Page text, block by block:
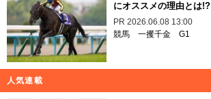
にオススメの理由とは!?
PR 2026.06.08 13:00
競馬 一攫千金 G1
人気連載